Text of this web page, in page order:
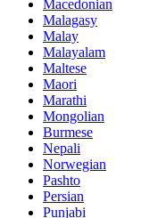
Macedonian
Malagasy
Malay
Malayalam
Maltese
Maori
Marathi
Mongolian
Burmese
Nepali
Norwegian
Pashto
Persian
Punjabi